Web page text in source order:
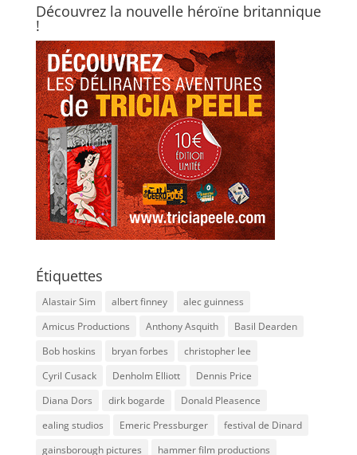
Découvrez la nouvelle héroïne britannique
!
Étiquettes
Alastair Sim albert finney
alec guinness
Amicus Productions
Anthony Asquith
Basil Dearden
Bob hoskins
bryan forbes
christopher lee
Cyril Cusack
Denholm Elliott
Dennis Price
Diana Dors
dirk bogarde
Donald Pleasence
ealing studios
Emeric Pressburger
festival de Dinard
gainsborough pictures
hammer film productions